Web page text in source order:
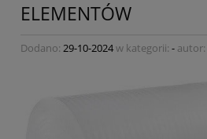
ELEMENTÓW
Dodano: 29-10-2024w kategorii: - autor: